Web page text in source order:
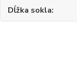
Dĺžka sokla